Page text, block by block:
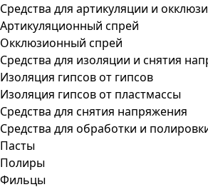
Средства для артикуляции и
Артикуляционный спрей
Окклюзионный спрей
Средства для изоляции и снятия
Изоляция гипсов от гипсов
Изоляция гипсов от пластмассы
Средства для снятия напряжения
Средства для обработки и
Пасты
Полиры
Фильцы